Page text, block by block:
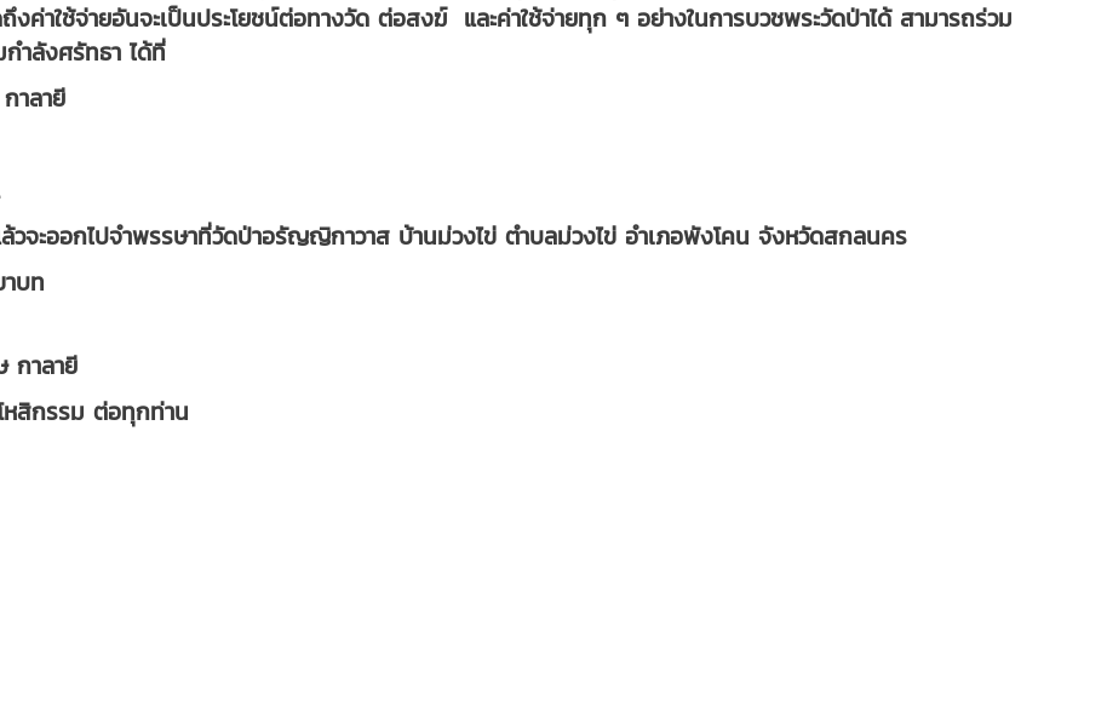
งค่าใช้จ่ายอันจะเป็นประโยชน์ต่อทางวัด ต่อสงฆ์ และค่าใช้จ่ายทุก ๆ อย่างในการบวชพระวัดป่าได้ สามารถร่วม
ำลังศรัทธา ได้ที่
าลายี
วจะออกไปจำพรรษาที่วัดป่าอรัญญิกาวาส บ้านม่วงไข่ ตำบลม่วงไข่ อำเภอพังโคน จังหวัดสกลนคร
บท
กาลายี
สิกรรม ต่อทุกท่าน